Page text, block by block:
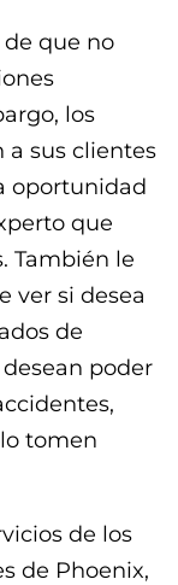
que no
los
a sus clientes
oportunidad
que
También le
ver si desea
de
poder
tomen
de los
de Phoenix,